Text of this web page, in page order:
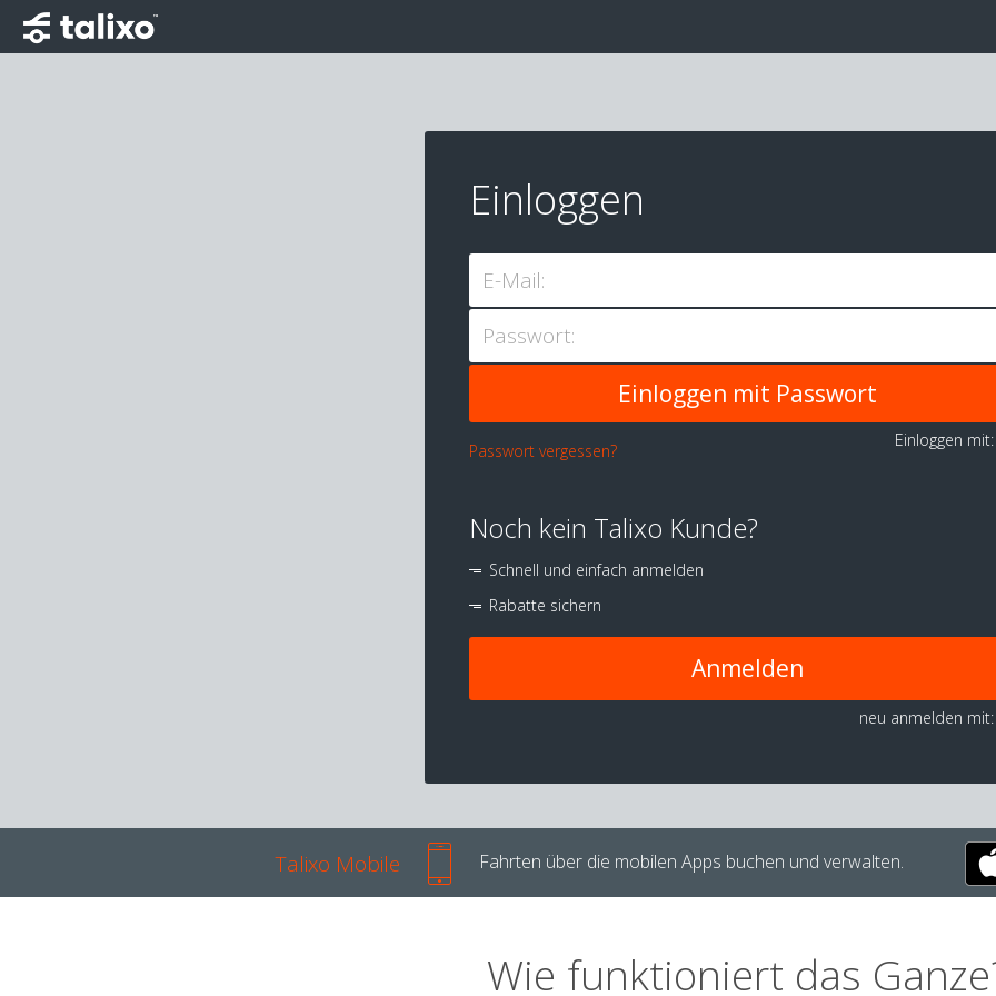
Einloggen
E-Mail:
Passwort:
Passwort vergessen?
Einloggen
Noch kein Talixo Kunde?
Schnell und einfach anmelden
Rabatte sichern
Anmelden
neu anmelden mit:
Talixo Mobile Fahrten über die mobilen Apps buchen und verwalten.
Wie funktioniert das